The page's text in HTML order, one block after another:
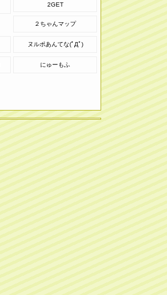
2GET
２ちゃんマップ
ヌルポあんてな(ﾟДﾟ)
にゅーもふ